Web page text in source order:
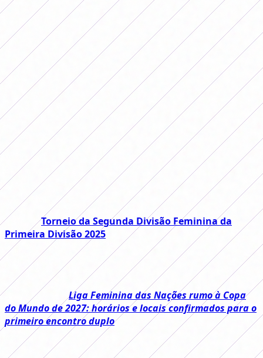
Redacción FutFemGol 11 de setembro de 2025
Após uma data que durou cinco dias,
começam a haver definições no Torneio
Feminino da Primeira Divisão de 2025.
Depois de uma data que durou
cinco dias, começam a haver
decisões no Torneio Feminino da
Primeira Divisão de 2025.
Terminaram nesta quarta-feira as partidas da quinta
data doTorneio da Segunda Divisão Feminina da
Primeira Divisão 2025 , que já conta com uma das três
rebaixadas. Trata-se do
Rosário Central
, que depois de
perder para o Banfield se tornou o primeiro time a
deixar a categoria nesta temporada.
Leia também:Liga Feminina das Nações rumo à Copa
do Mundo de 2027: horários e locais confirmados para o
primeiro encontro duplo
Devido às eleições legislativas na província de Buenos